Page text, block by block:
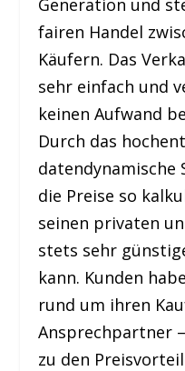
Generation und
fairen Handel
Käufern. Das
sehr einfach und
keinen Aufwand
Durch das
datendynamische
die Preise so
seinen privaten
stets sehr
kann. Kunden
rund um ihren
Ansprechpartner
zu den